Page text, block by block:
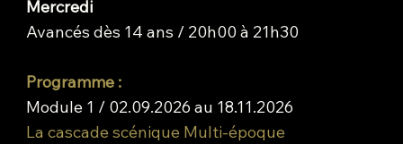
Mercredi
Avancés dès 14 ans / 20h00 à 21h30
Programme :
Module 1 / 02.09.2026 au 18.11.2026
La cascade scénique Multi-époque